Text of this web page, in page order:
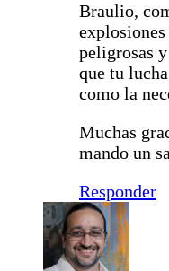
Braulio,
peligrosas
que tu
como la
Muchas
mando un
Responder